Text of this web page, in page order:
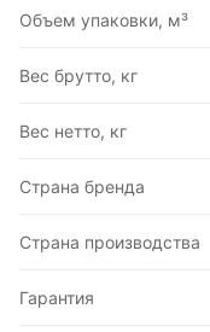
Объем упаковки, м³
Вес брутто, кг
Вес нетто, кг
Страна бренда
Страна производства
Гарантия